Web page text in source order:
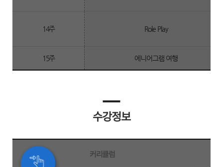
14주 Role Play
15주 에니어그램 여행
수강정보
커리큘럼